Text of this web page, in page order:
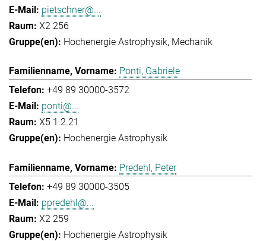
pietschner@...
X2 256
Hochenergie Astrophysik Mechanik
Ponti, Gabriele
+49 89 30000-3572
ponti@...
X5 1.2.21
Hochenergie Astrophysik
Predehl, Peter
+49 89 30000-3505
ppredehl@...
X2 259
Hochenergie Astrophysik